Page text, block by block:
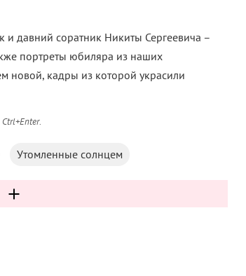
и давний соратник Никиты Сергеевича –
портреты юбиляра из наших
новой, кадры из которой украсили
Ctrl+Enter.
Утомленные солнцем